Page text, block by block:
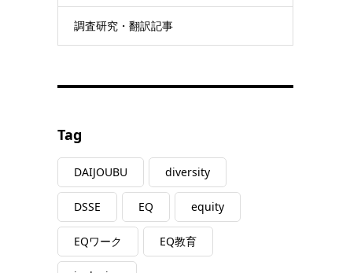
調査研究・翻訳記事
Tag
DAIJOUBU diversity
DSSE EQ equity
EQワーク EQ教育